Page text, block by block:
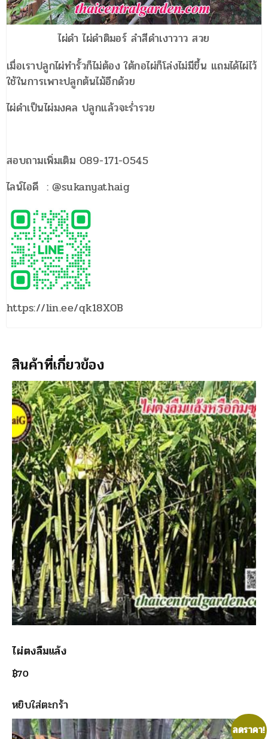
ไผ่ดำ ไผ่ดำติมอร์ ลำสีดำเงาวาว สวย
เมื่อเราปลูกไผ่ทำรั้วก็ไม่ต้อง ใต้กอไผ่ก็โล่งไม่มีขึ้น แถมได้ไผ่ไว้
ใช้ในการเพาะปลูกต้นไม้อีกด้วย
ไผ่ดำเป็นไผ่มงคล ปลูกแล้วจะร่ำรวย
สอบถามเพิ่มเติม 089-171-0545
ไลน์ไอดี : @sukanyathaig
https://lin.ee/qk18X0B
สินค้าที่เกี่ยวข้อง
ไผ่ตงลืมแล้ง
฿70
หยิบใส่ตะกร้า
ลดราคา!